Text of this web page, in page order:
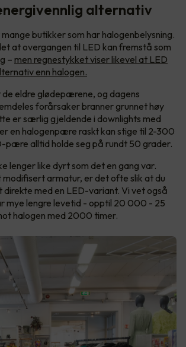
alternativ
butikker som har halogenbelysning.
at overgangen til LED kan fremstå som
– men regnestykket viser likevel at LED
enn halogen.
de eldre glødepærene, og dagens
forårsaker branner grunnet høy
er særlig gjeldende i downlights med
en halogenpære raskt kan stige til 2-300
pære alltid holde seg på rundt 50 grader.
lenger like dyrt som det en gang var.
modifisert armatur, er det ofte slik at du
med en LED-variant. Vi vet også
mye lengre levetid - opptil 20 000 - 25
halogen med 2000 timer.